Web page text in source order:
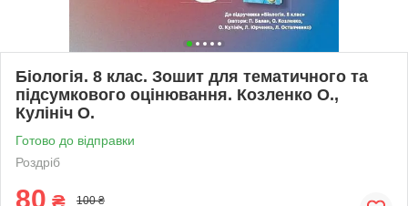
Біологія. 8 клас. Зошит для тематичного та
підсумкового оцінювання. Козленко О.,
Кулініч О.
Готово до відправки
Роздріб
80 100 ₴